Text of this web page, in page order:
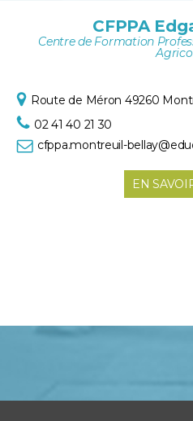
CFPPA
Centre de Formation
Route de Méron 49260
02 41 40 21 30
cfppa.montreuil-
EN